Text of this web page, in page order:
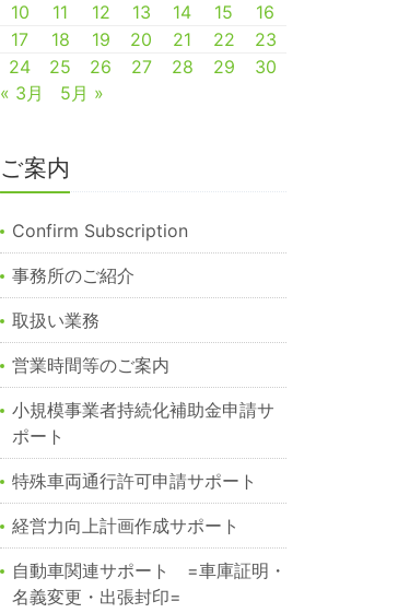
10
11 12 13 14 15
16
17
18 19 20 21 22
23
24
25 26 27 28 29
30
« 3月
5月 »
ご案内
Confirm Subscription
事務所のご紹介
取扱い業務
営業時間等のご案内
小規模事業者持続化補助金申請サ
ポート
特殊車両通行許可申請サポート
経営力向上計画作成サポート
自動車関連サポート =車庫証明・
名義変更・出張封印=